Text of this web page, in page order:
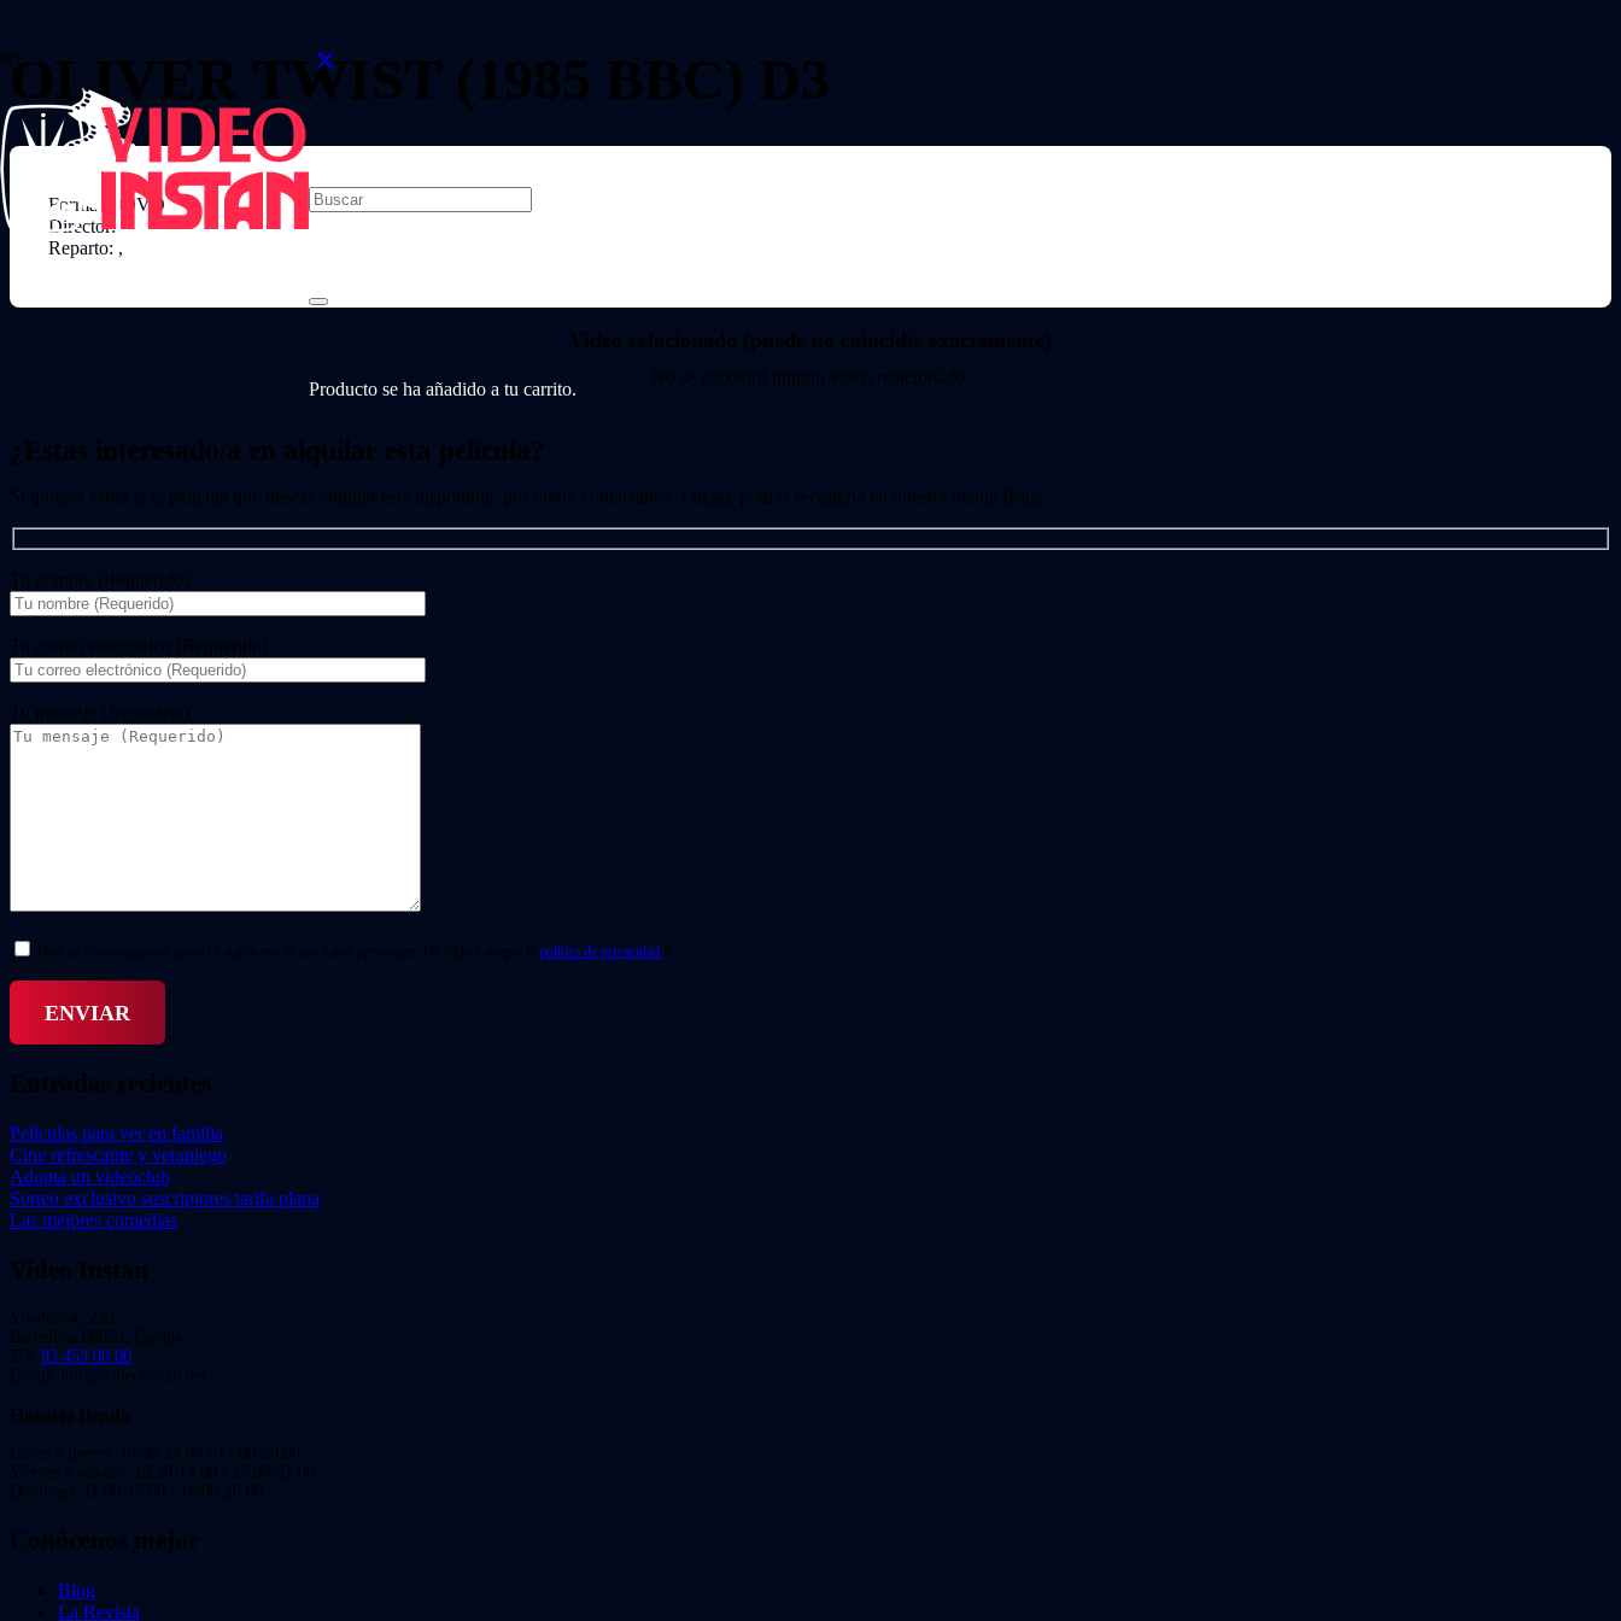
Producto se ha añadido a tu carrito.
OLIVER TWIST (1985 BBC) D3
Formato: DVD
Director:
Reparto: ,
Video relacionado (puede no coincidir exactamente)
No se encontró ningún video relacionado.
¿Estas interesado/a en alquilar esta película?
Si quieres saber si la película que deseas alquilar está disponible, por favor, contáctanos. Luego, podrás recogerla en nuestra tienda física.
Tu nombre (Requerido)
Tu correo electrónico (Requerido)
Tu mensaje (Necesario)
Doy mi consentimiento para el tratamiento de mis datos personales. He leído y acepto la política de privacidad. *
Entradas recientes
Películas para ver en familia
Cine refrescante y veraniego
Adopta un videoclub
Sorteo exclusivo suscriptores tarifa plana
Las mejores comedias
Video Instan
Viladomat, 239
Barcelona 08029. España.
Tel: 93 453 00 00
Email: info@videoinstan.net
Horario tienda
Lunes a jueves: 10:30-14:00 / 17:00-20:00
Viernes y sábado: 10:30-14:00 / 17:00-21:00
Domingo: 11:00-15:00 / 16:00-20:00
Conócenos mejor
Blog
La Revista